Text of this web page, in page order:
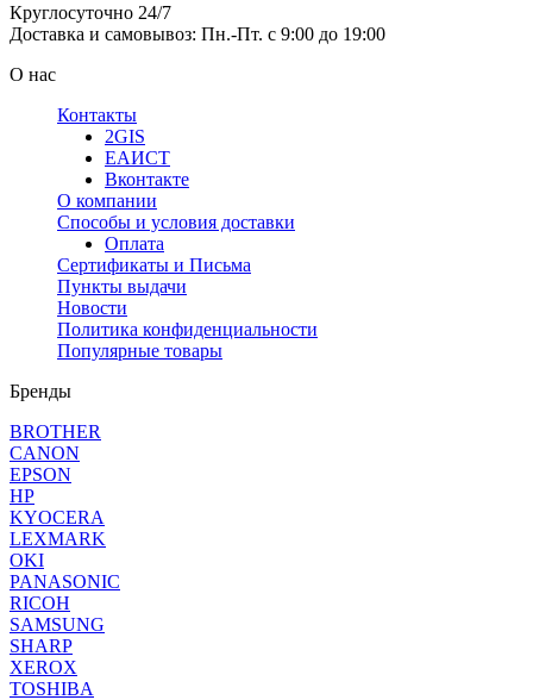
Круглосуточно 24/7
Доставка и самовывоз: Пн.-Пт. с 9:00 до 19:00
О нас
Контакты
2GIS
ЕАИСТ
Вконтакте
О компании
Способы и условия доставки
Оплата
Сертификаты и Письма
Пункты выдачи
Новости
Политика конфиденциальности
Популярные товары
Бренды
BROTHER
CANON
EPSON
HP
KYOCERA
LEXMARK
OKI
PANASONIC
RICOH
SAMSUNG
SHARP
XEROX
TOSHIBA